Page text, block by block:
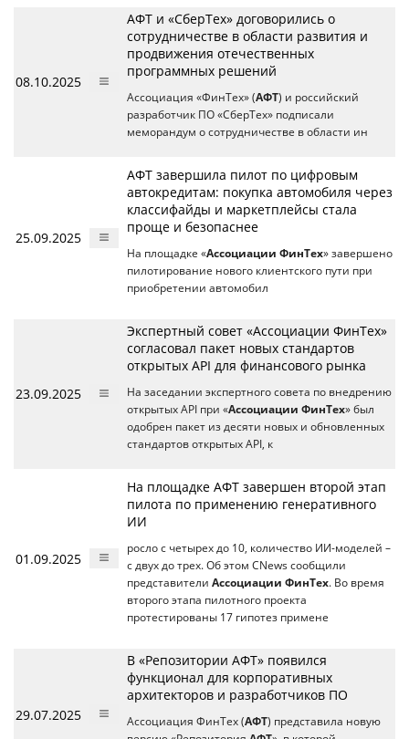
08.10.2025
АФТ и «СберТех» договорились о
сотрудничестве в области развития и
продвижения отечественных
программных решений
Ассоциация «ФинТех» (АФТ) и российский
разработчик ПО «СберТех» подписали
меморандум о сотрудничестве в области ин
25.09.2025
АФТ завершила пилот по цифровым
автокредитам: покупка автомобиля через
классифайды и маркетплейсы стала
проще и безопаснее
На площадке «Ассоциации ФинТех» завершено
пилотирование нового клиентского пути при
приобретении автомобил
23.09.2025
Экспертный совет «Ассоциации ФинТех»
согласовал пакет новых стандартов
открытых API для финансового рынка
На заседании экспертного совета по внедрению
открытых API при «Ассоциации ФинТех» был
одобрен пакет из десяти новых и обновленных
стандартов открытых API, к
01.09.2025
На площадке АФТ завершен второй этап
пилота по применению генеративного
ИИ
росло с четырех до 10, количество ИИ-моделей –
с двух до трех. Об этом CNews сообщили
представители Ассоциации ФинТех. Во время
второго этапа пилотного проекта
протестированы 17 гипотез примене
29.07.2025
В «Репозитории АФТ» появился
функционал для корпоративных
архитекторов и разработчиков ПО
Ассоциация ФинТех (АФТ) представила новую